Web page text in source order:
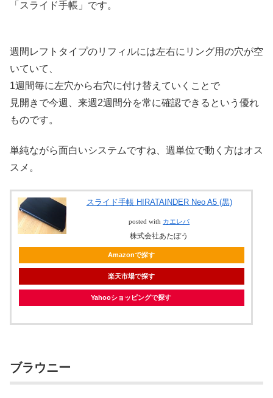
「スライド手帳」です。
週間レフトタイプのリフィルには左右にリング用の穴が空
いていて、
1週間毎に左穴から右穴に付け替えていくことで
見開きで今週、来週2週間分を常に確認できるという優れ
ものです。
単純ながら面白いシステムですね、週単位で動く方はオス
スメ。
スライド手帳 HIRATAINDER Neo A5 (黒)
posted with カエレバ
株式会社あたぼう
Amazonで探す
楽天市場で探す
Yahooショッピングで探す
ブラウニー